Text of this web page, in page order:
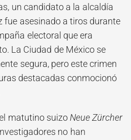
un candidato a la alcaldía
fue asesinado a tiros durante
electoral que era
La Ciudad de México se
segura, pero este crimen
destacadas conmocionó
matutino suizoNeue Zürcher
no han